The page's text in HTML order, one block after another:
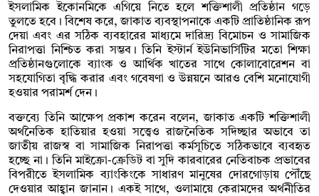
ইসলামিক ইকোনমিকে এগিয়ে নিতে হলে শক্তিশালী প্রতিষ্ঠান গড়ে
তুলতে হবে। বিশেষ করে, জাকাত ব্যবস্থাপনাকে একটি প্রাতিষ্ঠানিক রূপ
দেয়া এবং এর সঠিক ব্যবহারের মাধ্যমে দারিদ্র্য বিমোচন ও সামাজিক
নিরাপত্তা নিশ্চিত করা সম্ভব। তিনি ইস্টার্ন ইউনিভার্সিটির মতো শিক্ষা
প্রতিষ্ঠানগুলোকে ব্যাংক ও আর্থিক খাতের সাথে কোলাবোরেশন বা
সহযোগিতা বৃদ্ধি করার এবং গবেষণা ও উন্নয়নে আরও বেশি মনোযোগী
হওয়ার পরামর্শ দেন।
বক্তব্যে তিনি আক্ষেপ প্রকাশ করেন বলেন, জাকাত একটি শক্তিশালী
অর্থনৈতিক হাতিয়ার হওয়া সত্ত্বেও রাজনৈতিক সদিচ্ছার অভাবে তা
জাতীয় রাজস্ব বা সামাজিক নিরাপত্তা কর্মসূচিতে সঠিকভাবে ব্যবহৃত
হচ্ছে না। তিনি মাইক্রো-ক্রেডিট বা সুদি কারবারের নেতিবাচক প্রভাবের
বিপরীতে ইসলামিক ব্যাংকিংকে সাধারণ মানুষের দোরগোড়ায় পৌঁছে
দেওয়ার আহ্বান জানান। একই সাথে, ওলামায়ে কেরামদের অর্থনীতির